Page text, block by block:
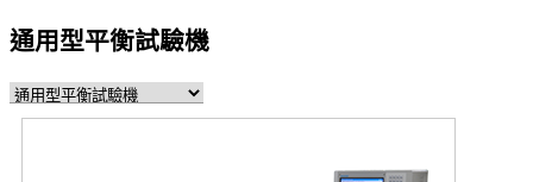
通用型平衡試驗機